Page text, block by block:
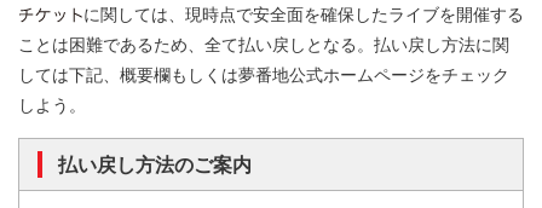
に関しては、現時点で安全面を確保したライブを開催する
ことは困難であるため、全て払い戻しとなる。払い戻し方法に関
しては下記、概要欄もしくは夢番地公式ホームページをチェック
しよう。
払い戻し方法のご案内